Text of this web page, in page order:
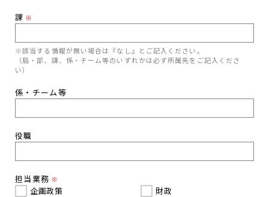
課 ※
※該当する情報が無い場合は『なし』とご記入ください。
（局・部、課、係・チーム等のいずれかは必ず所属先をご記入くださ
い）
係・チーム等
役職
担当業務 ※
企画政策
財政